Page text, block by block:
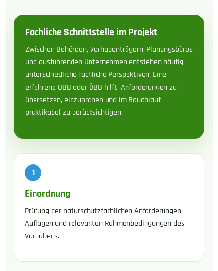
Fachliche Schnittstelle im Projekt
Zwischen Behörden, Vorhabenträgern, Planungsbüros
und ausführenden Unternehmen entstehen häufig
unterschiedliche fachliche Perspektiven. Eine
erfahrene UBB oder ÖBB hilft, Anforderungen zu
übersetzen, einzuordnen und im Bauablauf
praktikabel zu berücksichtigen.
Einordnung
Prüfung der naturschutzfachlichen Anforderungen,
Auflagen und relevanten Rahmenbedingungen des
Vorhabens.